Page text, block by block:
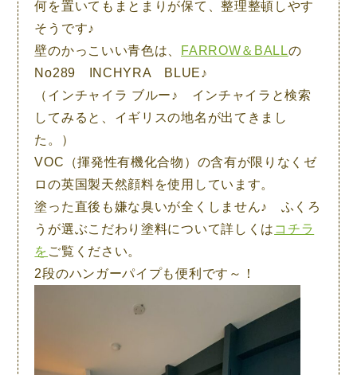
何を置いてもまとまりが保て、整理整頓しやす
そうです♪
壁のかっこいい青色は、
FARROW＆BALLの
No289 INCHYRA BLUE♪
（インチャイラ ブルー♪ インチャイラと検索
してみると、イギリスの地名が出てきまし
た。）
VOC（揮発性有機化合物）の含有が限りなくゼ
ロの英国製天然顔料を使用しています。
塗った直後も嫌な臭いが全くしません♪ ふくろ
うが選ぶこだわり塗料について詳しくは コチラ
を ご覧ください。
2段のハンガーパイプも便利です～！